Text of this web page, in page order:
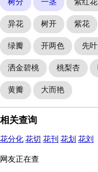
树分 一茎 紫红花
异花 树开 紫花
绿瓣 开两色 先叶
洒金碧桃 桃梨杏
黄瓣 大而艳
相关查询
花分化 花切 花刊 花划 花刘
网友正在查